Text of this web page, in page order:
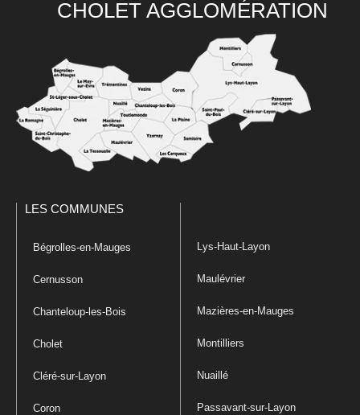
CHOLET AGGLOMÉRATION
LES COMMUNES
Bégrolles-en-Mauges
Cernusson
Chanteloup-les-Bois
Cholet
Cléré-sur-Layon
Coron
Lys-Haut-Layon
Maulévrier
Mazières-en-Mauges
Montilliers
Nuaillé
Passavant-sur-Layon